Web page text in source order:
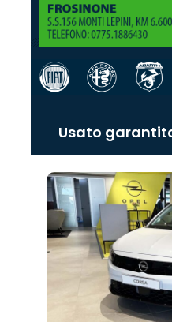
Promo
Omoda
Promo
Lancia
Promo
Alfa
Romeo
Promo
Land
Rover
Promo
Hyundai
Promo
Mazda
Promo
Fiat
Promo
Seat
Promo
Jaecoo
Promo
Cupra
Promo
Opel
Promo
Peugeot
Promo
Jeep
Promo
Abarth
Promo
Citroën
‹